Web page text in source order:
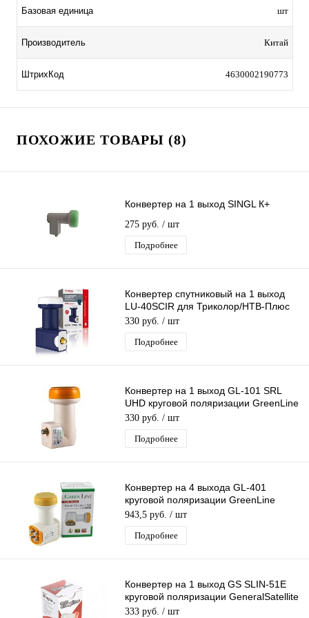
Базовая единица шт
Производитель Китай
ШтрихКод 4630002190773
ПОХОЖИЕ ТОВАРЫ (8)
Конвертер на 1 выход SINGL К+
275 руб. / шт
Подробнее
Конвертер спутниковый на 1 выход
LU-40SCIR для Триколор/НТВ-Плюс
круговой поляризации Lumax
330 руб. / шт
Подробнее
Конвертер на 1 выход GL-101 SRL
UHD круговой поляризации GreenLine
SINGL дляТриколор/НТВ-Плюс
330 руб. / шт
Подробнее
Конвертер на 4 выхода GL-401
круговой поляризации GreenLine
QUAD К+ 4 дляТриколор/НТВ-Плюс
943,5 руб. / шт
Подробнее
Конвертер на 1 выход GS SLIN-51E
круговой поляризации GeneralSatellite
SINGL дляТриколор/НТВ-Плюс
333 руб. / шт